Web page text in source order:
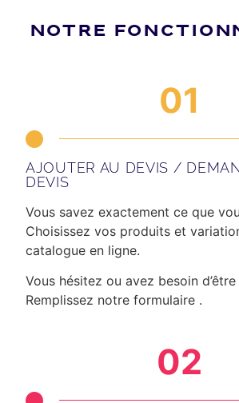
NOTRE
01
AJOUTER AU DEVIS /
DEVIS
Vous savez exactement ce que
Choisissez vos produits et
catalogue en ligne.
Vous hésitez ou avez besoin
Remplissez notre formulaire .
02